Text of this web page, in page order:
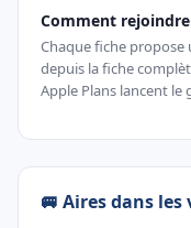
Comment
Chaque fiche propose
depuis la fiche
Apple Plans lancent le
🚐 Aires dans